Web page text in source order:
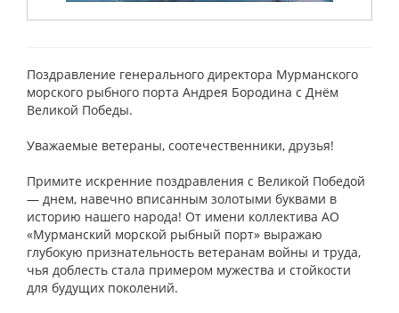
Поздравление генерального директора Мурманского
морского рыбного порта Андрея Бородина с Днём
Великой Победы.
Уважаемые ветераны, соотечественники, друзья!
Примите искренние поздравления с Великой Победой
— днем, навечно вписанным золотыми буквами в
историю нашего народа! От имени коллектива АО
«Мурманский морской рыбный порт» выражаю
глубокую признательность ветеранам войны и труда,
чья доблесть стала примером мужества и стойкости
для будущих поколений.